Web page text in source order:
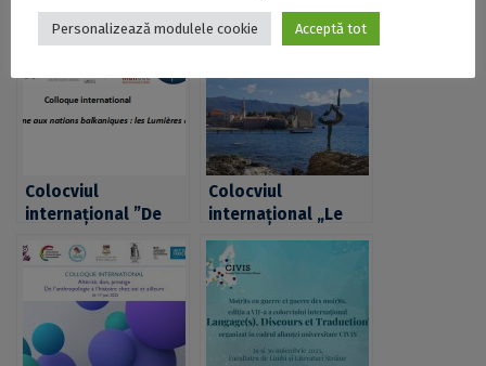
Colocviul
internațional ”De
aux nations
balkaniques: les
Lumières en
question” – apel la
contribuții
Colocviul
internațional „Le
voyage dans les
Balkans (XIXe-XXIe
siècles) ou
l’invention d’un
espace de la
frontière”,
Personalizează modulele cookie Acceptă tot